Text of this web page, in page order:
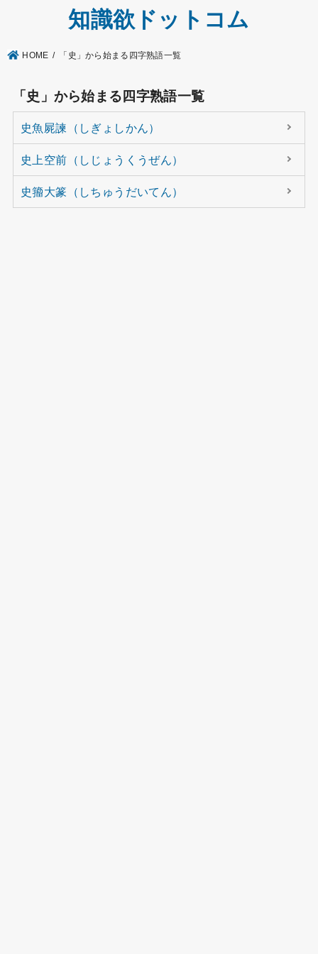
知識欲ドットコム
HOME 「史」から始まる四字熟語一覧
「史」から始まる四字熟語一覧
史魚屍諫（しぎょしかん）
史上空前（しじょうくうぜん）
史籀大篆（しちゅうだいてん）